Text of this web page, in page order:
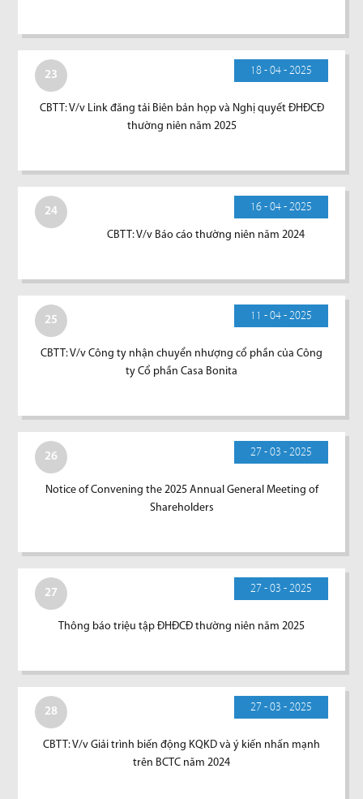
23 18 - 04 - 2025
CBTT: V/v Link đăng tải Biên bản họp và Nghị quyết ĐHĐCĐ
thường niên năm 2025
24 16 - 04 - 2025
CBTT: V/v Báo cáo thường niên năm 2024
25 11 - 04 - 2025
CBTT: V/v Công ty nhận chuyển nhượng cổ phần của Công
ty Cổ phần Casa Bonita
26 27 - 03 - 2025
Notice of Convening the 2025 Annual General Meeting of
Shareholders
27 27 - 03 - 2025
Thông báo triệu tập ĐHĐCĐ thường niên năm 2025
28 27 - 03 - 2025
CBTT: V/v Giải trình biến động KQKD và ý kiến nhấn mạnh
trên BCTC năm 2024